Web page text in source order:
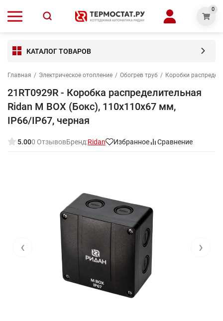
0
КАТАЛОГ ТОВАРОВ
Главная / Электрическое отопление / Обогрев труб / Коробки
21RT0929R - Коробка распределительная
Ridan M BOX (Бокс), 110х110х67 мм,
IP66/IP67, черная
5.000 ОтзывовБренд:Ridan Избранное Сравнение
‹ ›